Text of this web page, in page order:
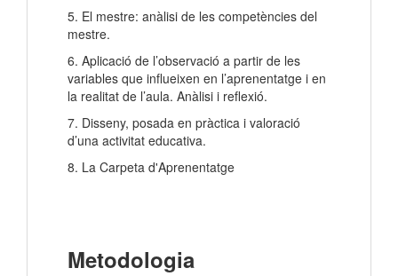
5. El mestre: anàlisi de les competències del
mestre.
6. Aplicació de l’observació a partir de les
variables que influeixen en l’aprenentatge i en
la realitat de l’aula. Anàlisi i reflexió.
7. Disseny, posada en pràctica i valoració
d’una activitat educativa.
8. La Carpeta d'Aprenentatge
Metodologia